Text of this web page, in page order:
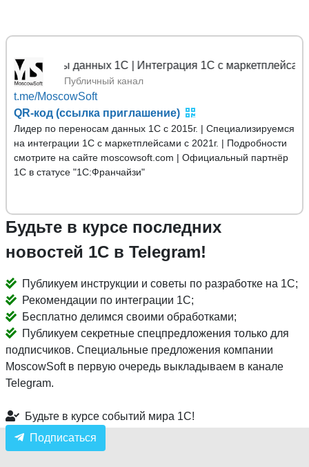
данных 1С | Интеграция 1С с маркетплейсами
Публичный канал
t.me/MoscowSoft
QR-код (ссылка приглашение)
Лидер по переносам данных 1С с 2015г. | Специализируемся
на интеграции 1С с маркетплейсами с 2021г. | Подробности
смотрите на сайте moscowsoft.com | Официальный партнёр
1С в статусе "1С:Франчайзи"
Будьте в курсе последних
новостей 1С в Telegram!
Публикуем инструкции и советы по разработке на 1С;
Рекомендации по интеграции 1С;
Бесплатно делимся своими обработками;
Публикуем секретные спецпредложения только для
подписчиков. Специальные предложения компании
MoscowSoft в первую очередь выкладываем в канале
Telegram.
Будьте в курсе событий мира 1С!
Подписаться